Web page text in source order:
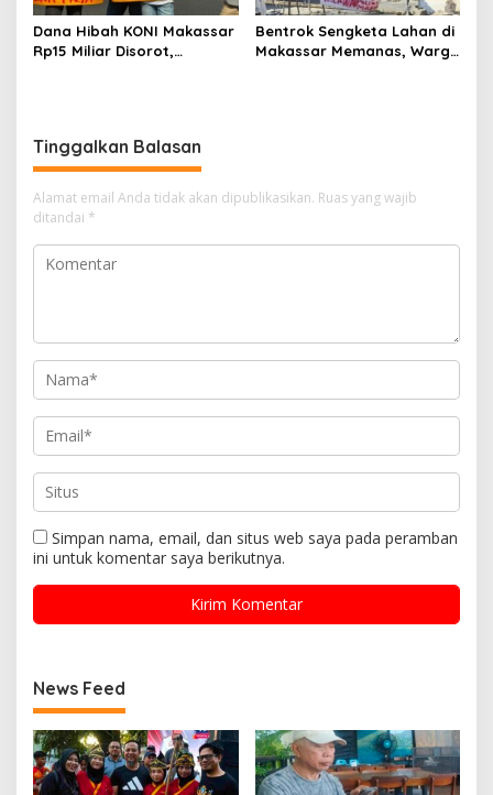
Dana Hibah KONI Makassar
Rp15 Miliar Disorot,
Bentrok Sengketa Lahan di
Makassar Memanas, Warga
Tinggalkan Balasan
Alamat email Anda tidak akan dipublikasikan. Ruas yang wajib
ditandai *
Simpan nama, email, dan situs web saya pada peramban
ini untuk komentar saya berikutnya.
News Feed